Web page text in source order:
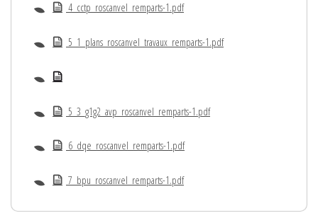
4_cctp_roscanvel_remparts-1.pdf
5_1_plans_roscanvel_travaux_remparts-1.pdf
5_3_g1g2_avp_roscanvel_remparts-1.pdf
6_dqe_roscanvel_remparts-1.pdf
7_bpu_roscanvel_remparts-1.pdf